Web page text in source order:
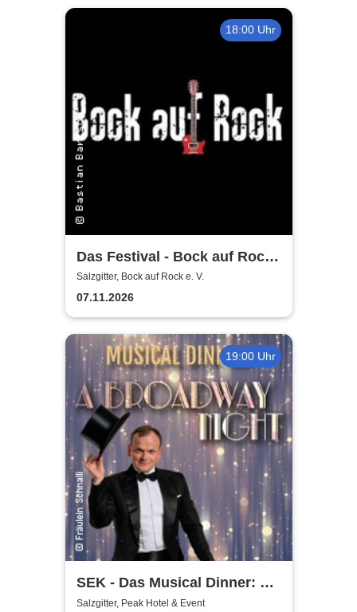
18:00 Uhr
Das Festival - Bock auf Rock
gemeinnütziger e. V.
Salzgitter, Bock auf Rock e. V.
07.11.2026
19:00 Uhr
SEK - Das Musical Dinner: A
Broadway Night
Salzgitter, Peak Hotel & Event